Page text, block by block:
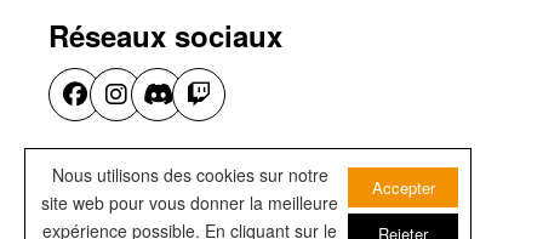
Réseaux sociaux
Infos & Contact
Service de peinture
Mentions Légales
Nous utilisons des cookies sur notre
site web pour vous donner la meilleure
expérience possible. En cliquant sur le
Accepter
Rejeter